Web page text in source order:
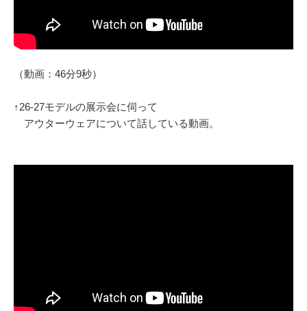
（動画：46分9秒）
↑26-27モデルの展示会に伺って
アウターウェアについて話している動画。